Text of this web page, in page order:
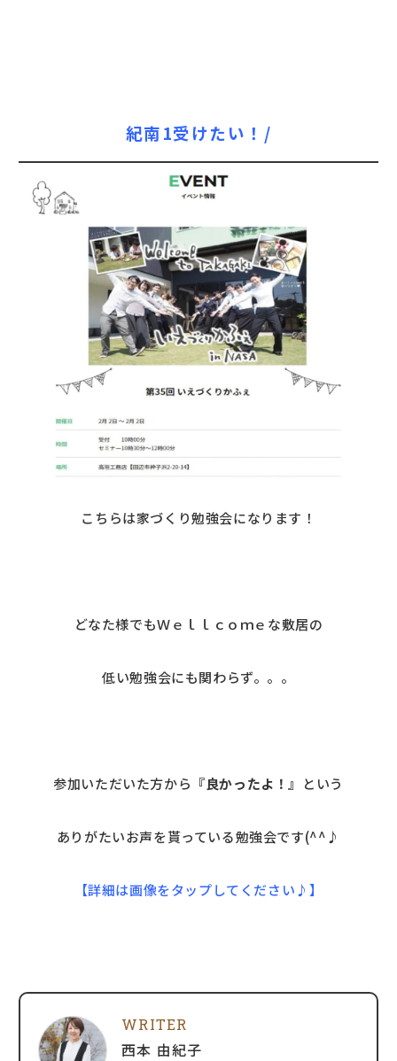
紀南1受けたい！/
こちらは家づくり勉強会になります！
どなた様でもＷｅｌｌｃｏｍｅな敷居の
低い勉強会にも関わらず。。。
参加いただいた方から 『良かったよ！』 という
ありがたいお声を貰っている勉強会です(^^♪
【詳細は画像をタップしてください♪】
WRITER
西本 由紀子